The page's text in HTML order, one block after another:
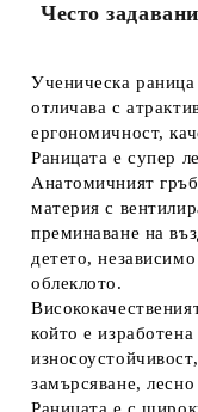
Често
Ученическа
отличава с
ергономичност,
Раницата е супер
Анатомичният
материя с
преминаване на
детето,
облеклото.
който е
замърсяване,